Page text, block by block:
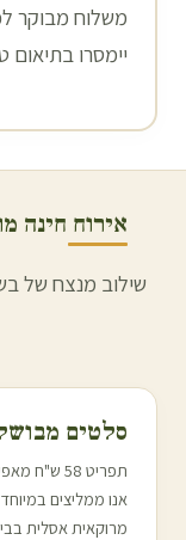
משלוח מבוקר
יימסרו בתיאום
אירוח חינה
שילוב מנצח של
סלטים
אנו ממליצים
מרוקאית אסלית